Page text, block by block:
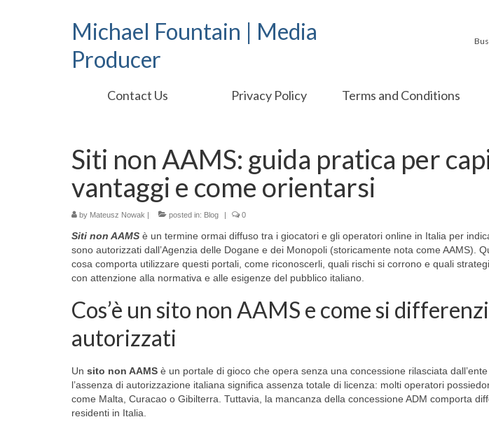
Michael Fountain | Media
Producer
Contact Us Privacy Policy Terms and Conditions
Siti non AAMS: guida pratica per
vantaggi e come orientarsi
by Mateusz Nowak | posted in: Blog | 0
Siti non AAMS è un termine ormai diffuso tra i giocatori e gli operatori online in Italia per
sono autorizzati dall’Agenzia delle Dogane e dei Monopoli (storicamente nota come AAMS).
cosa comporta utilizzare questi portali, come riconoscerli, quali rischi si corrono e quali
con attenzione alla normativa e alle esigenze del pubblico italiano.
Cos’è un sito non AAMS e come si
autorizzati
Un sito non AAMS è un portale di gioco che opera senza una concessione rilasciata
l’assenza di autorizzazione italiana significa assenza totale di licenza: molti operatori
come Malta, Curacao o Gibilterra. Tuttavia, la mancanza della concessione ADM comporta
residenti in Italia.